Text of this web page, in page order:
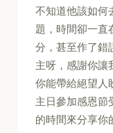
不知道他該如何
題，時間卻一直
分，甚至作了錯
主呀，感謝你讓
你能帶給絕望人
主日參加感恩節
的時間來分享你